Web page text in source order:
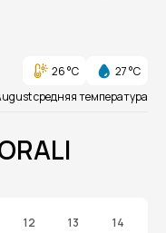
26 °C
27 °C
средняя температура
12 13 14